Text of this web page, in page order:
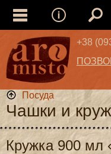
+38
Посуда
Чашки и
Кружка 900 мл